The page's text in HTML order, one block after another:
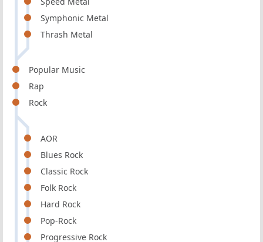
Symphonic Metal
Thrash Metal
Popular Music
Rap
Rock
AOR
Blues Rock
Classic Rock
Folk Rock
Hard Rock
Pop-Rock
Progressive Rock